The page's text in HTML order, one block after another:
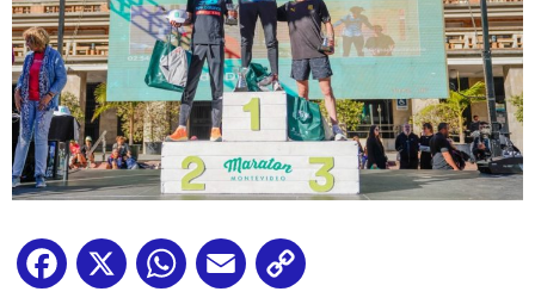
Facebook
X WhatsApp
Email